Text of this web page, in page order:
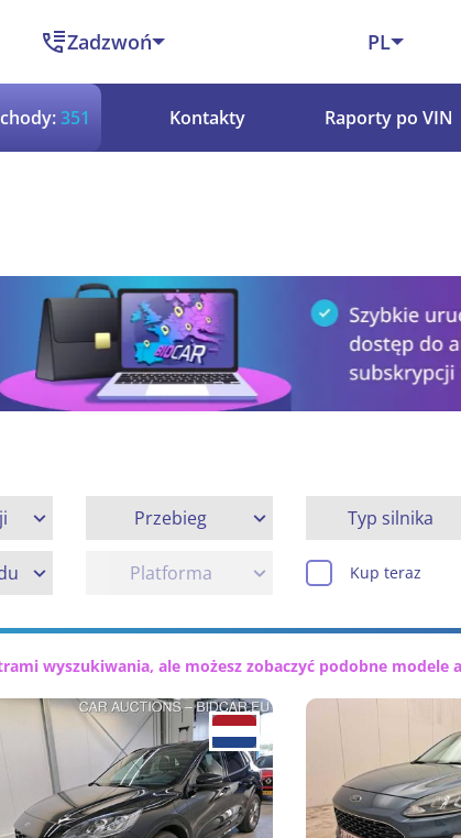
Zadzwoń PL
351 Kontakty Raporty po VIN
Przebieg Typ silnika
Platforma Kup teraz
wyszukiwania, ale możesz zobaczyć podobne modele